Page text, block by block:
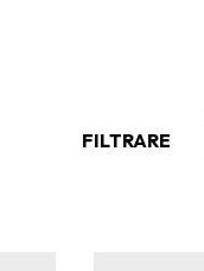
FILTRARE